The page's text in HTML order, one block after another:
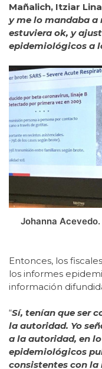
Mañalich, Itziar
y me lo mandaba a
estuviera ok, y
epidemiológicos a
Johanna
Entonces, los
los informes
información
“Sí, tenían que ser
la autoridad. Yo
a la autoridad, en
epidemiológicos
consistentes con